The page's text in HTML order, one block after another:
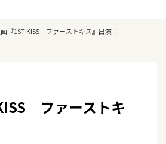
『1ST KISS ファーストキス』出演！
ファーストキ